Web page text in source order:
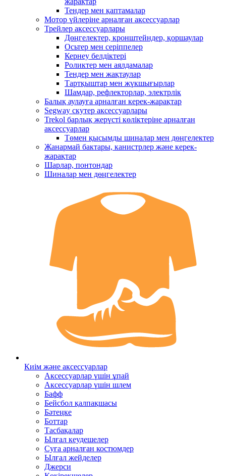
Тендер мен қаптамалар
Мотор үйлеріне арналған аксессуарлар
Трейлер аксессуарлары
Дөңгелектер, кронштейндер, қоршаулар
Осьтер мен серіппелер
Кернеу белдіктері
Роликтер мен аялдамалар
Тендер мен жақтаулар
Тартқыштар мен жүкшығырлар
Шамдар, рефлекторлар, электрлік
Балық аулауға арналған керек-жарақтар
Segway скутер аксессуарлары
Trekol барлық жерүсті көліктеріне арналған
аксессуарлар
Төмен қысымды шиналар мен дөңгелектер
Жанармай бактары, канистрлер және керек-
жарақтар
Шарлар, понтондар
Шиналар мен дөңгелектер
Киім және аксессуарлар
Аксессуарлар үшін ұпай
Аксессуарлар үшін шлем
Бафф
Бейсбол қалпақшасы
Бәтеңке
Боттар
Тасбақалар
Ылғал кеудешелер
Суға арналған костюмдер
Ылғал жейделер
Джерси